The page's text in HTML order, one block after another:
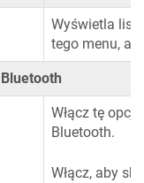
Wyświetla
tego menu,
Włącz tę
Bluetooth.
Włącz, aby